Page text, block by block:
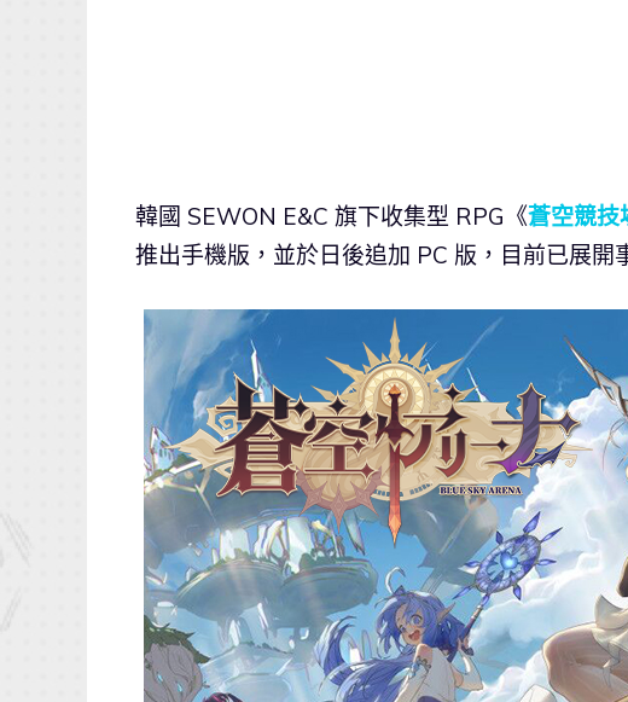
韓國 SEWON E&C 旗下收集型 RPG《蒼空競技
推出手機版，並於日後追加 PC 版，目前已展開